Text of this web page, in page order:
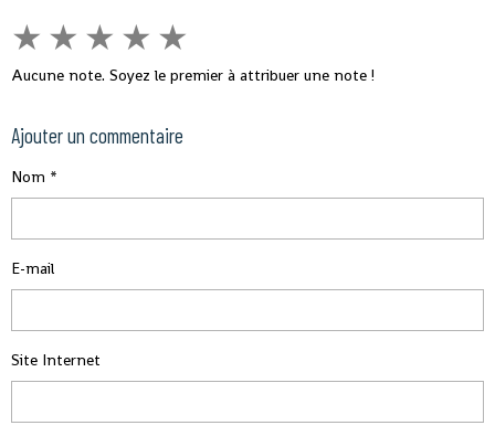
★ ★ ★ ★ ★
Aucune note. Soyez le premier à attribuer une note !
Ajouter un commentaire
Nom
E-mail
Site Internet